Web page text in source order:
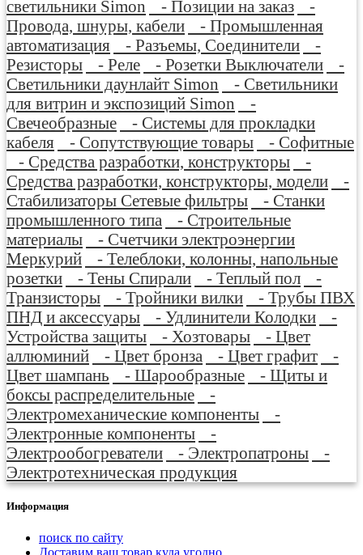
светильники Simon
- Позиции на заказ
-
Провода, шнуры, кабели
- Промышленная
автоматизация
- Разъемы, Соединители
-
Резисторы
- Реле - Розетки Выключатели
-
Светильники даунлайт Simon
- Светильники
для витрин и экспозиций Simon
-
Свечеобразные
- Системы для прокладки
кабеля
- Сопутствующие товары
- Софитные
- Средства разработки, конструкторы
-
Средства разработки, конструкторы, модели
-
Стабилизаторы Сетевые фильтры
- Станки
промышленного типа
- Строительные
материалы
- Счетчики электроэнергии
Меркурий
- Телеблоки, колонны, напольные
розетки
- Тены Спирали - Теплый пол
-
Транзисторы
- Тройники вилки
- Трубы ПВХ
ПНД и аксессуары
- Удлинители Колодки
-
Устройства защиты
- Хозтовары
- Цвет
аллюминий
- Цвет бронза - Цвет графит
-
Цвет шампань
- Шарообразные
- Щиты и
боксы распределительные
-
Электромеханические компоненты
-
Электронные компоненты
-
Электрообогреватели
- Электропатроны
-
Электротехническая продукция
Информация
поиск по сайту
Доставим ваш товар куда угодно